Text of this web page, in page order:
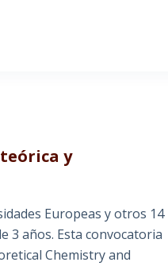
y
Europeas y otros 14
3 años. Esta convocatoria
Chemistry and